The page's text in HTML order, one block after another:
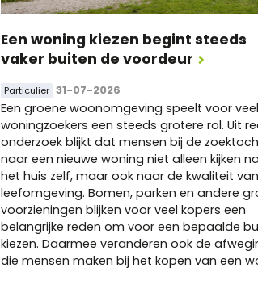
Een woning kiezen begint steeds
vaker buiten de voordeur
Particulier 31-07-2026
Een groene woonomgeving speelt voor veel
woningzoekers een steeds grotere rol. Uit
onderzoek blijkt dat mensen bij de
naar een nieuwe woning niet alleen kijken
het huis zelf, maar ook naar de kwaliteit
leefomgeving. Bomen, parken en andere
voorzieningen blijken voor veel kopers een
belangrijke reden om voor een bepaalde
kiezen. Daarmee veranderen ook de
die mensen maken bij het kopen van een